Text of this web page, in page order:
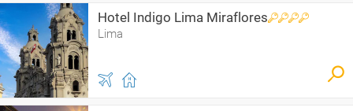
Hotel Indigo Lima Miraflores
Lima